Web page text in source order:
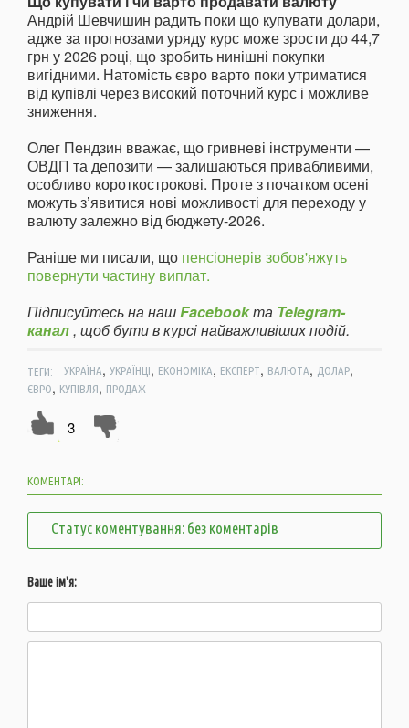
Андрій Шевчишин радить поки що купувати долари,
адже за прогнозами уряду курс може зрости до 44,7
грн у 2026 році, що зробить нинішні покупки
вигідними. Натомість євро варто поки утриматися
від купівлі через високий поточний курс і можливе
зниження.
Олег Пендзин вважає, що гривневі інструменти —
ОВДП та депозити — залишаються привабливими,
особливо короткострокові. Проте з початком осені
можуть з’явитися нові можливості для переходу у
валюту залежно від бюджету-2026.
Раніше ми писали, що пенсіонерів зобов'яжуть
повернути частину виплат.
Підписуйтесь на нашFacebookта Telegram-
канал, щоб бути в курсі найважливіших подій.
ТЕГИ: УКРАЇНА, УКРАЇНЦІ, ЕКОНОМІКА, ЕКСПЕРТ, ВАЛЮТА, ДОЛАР,
ЄВРО, КУПІВЛЯ, ПРОДАЖ
3
КОМЕНТАРІ:
Статус коментування: без коментарів
Ваше ім'я: